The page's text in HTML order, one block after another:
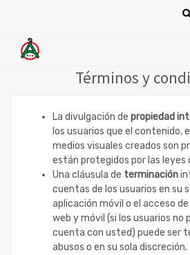
Términos y
La divulgación de propiedad
los usuarios que el contenido,
medios visuales creados son
están protegidos por las leyes
Una cláusula de terminación
cuentas de los usuarios en su
aplicación móvil o el acceso
web y móvil (si los usuarios no
cuenta con usted) puede ser
abusos o en su sola discreción.